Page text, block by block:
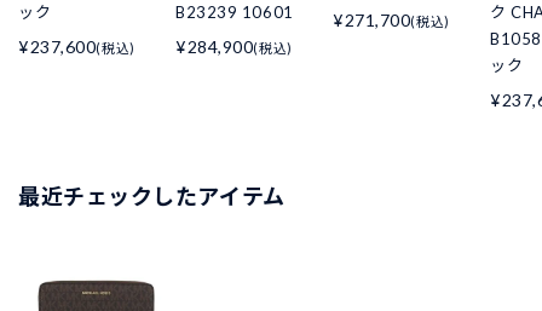
ック
¥237,600(税込)
B23239 10601
¥284,900(税込)
¥271,700(税込)
ク
ック
最近チェックしたアイテム